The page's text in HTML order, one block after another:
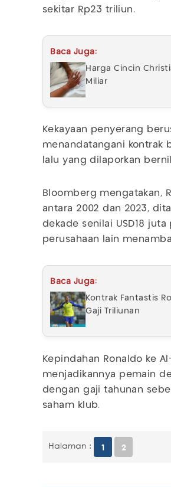
sekitar Rp23 triliun.
Baca Juga:
Harga Cincin
Miliar
Kekayaan penyerang
menandatangani kontrak
lalu yang dilaporkan
Bloomberg mengatakan,
antara 2002 dan 2023,
dekade senilai USD18
perusahaan lain
Baca Juga:
Kontrak Fantastis
Gaji Triliunan
Kepindahan Ronaldo ke
menjadikannya pemain
dengan gaji tahunan
saham klub.
Halaman : 1 2